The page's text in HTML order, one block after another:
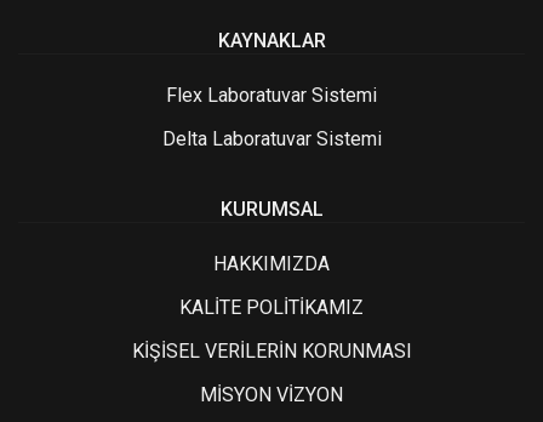
KAYNAKLAR
Flex Laboratuvar Sistemi
Delta Laboratuvar Sistemi
KURUMSAL
HAKKIMIZDA
KALİTE POLİTİKAMIZ
KİŞİSEL VERİLERİN KORUNMASI
MİSYON VİZYON